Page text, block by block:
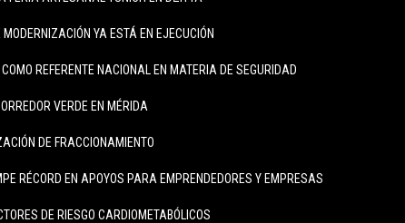
YA ESTÁ EN EJECUCIÓN
REFERENTE NACIONAL EN MATERIA DE SEGURIDAD
VERDE EN MÉRIDA
DE FRACCIONAMIENTO
RÉCORD EN APOYOS PARA EMPRENDEDORES Y EMPRESAS
DE RIESGO CARDIOMETABÓLICOS